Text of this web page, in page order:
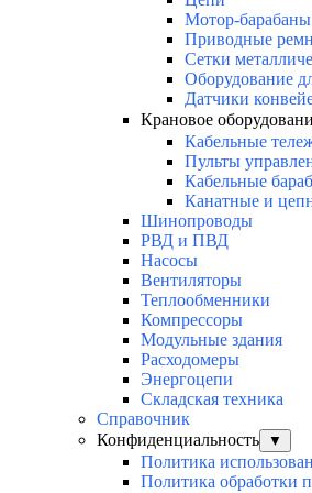
Мотор-барабаны
Приводные
Сетки
Оборудование
Датчики
Крановое
Кабельные
Пульты
Кабельные
Канатные и
Шинопроводы
РВД и ПВД
Насосы
Вентиляторы
Теплообменники
Компрессоры
Модульные здания
Расходомеры
Энергоцепи
Складская техника
Справочник
Конфиденциальность
▼
Политика
Политика обработки